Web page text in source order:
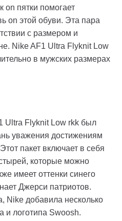
on пятки помогает
on этой обуви. Эта пара
с размером и
Nike AF1 Ultra Flyknit Low
в мужских размерах
Ultra Flyknit Low rkk был
уважения достижениям
пакет включает в себя
которые можно
имеет оттенки синего
Джерси патриотов.
Nike добавила несколько
и логотипа Swoosh.